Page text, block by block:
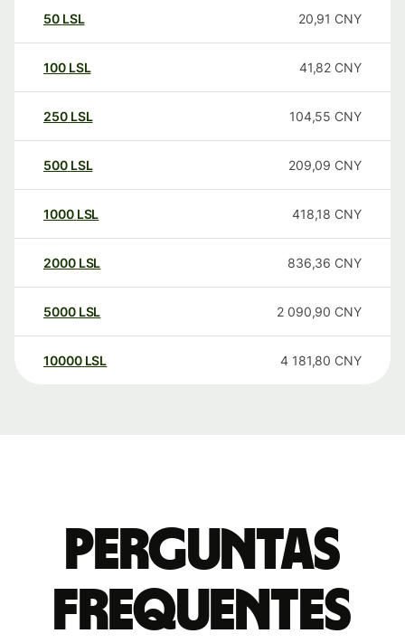
50 LSL 20,91 CNY
100 LSL 41,82 CNY
250 LSL 104,55 CNY
500 LSL 209,09 CNY
1000 LSL 418,18 CNY
2000 LSL 836,36 CNY
5000 LSL 2 090,90 CNY
10000 LSL 4 181,80 CNY
Perguntas
frequentes